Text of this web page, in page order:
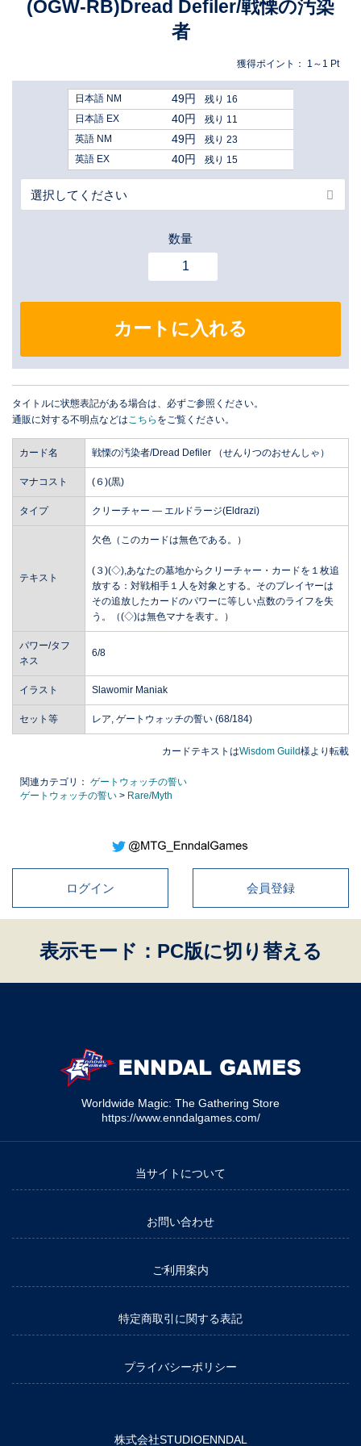
(OGW-RB)Dread Defiler/戦慄の汚染
者
獲得ポイント： 1～1 Pt
日本語 NM 49円
残り 16
日本語 EX
40円
残り 11
英語 NM
49円
残り 23
英語 EX
40円 残り 15
数量
カートに入れる
タイトルに状態表記がある場合は、必ずご参照ください。
通販に対する不明点などは こちら をご覧ください。
カード名 戦慄の汚染者/Dread Defiler （せんりつのおせんしゃ）
マナコスト (６)(黒)
タイプ クリーチャー ― エルドラージ(Eldrazi)
テキスト
欠色（このカードは無色である。）
(３)(◇),あなたの墓地からクリーチャー・カードを１枚追
放する：対戦相手１人を対象とする。そのプレイヤーは
その追放したカードのパワーに等しい点数のライフを失
う。（(◇)は無色マナを表す。）
パワー/タフ
ネス
6/8
イラスト Slawomir Maniak
セット等 レア, ゲートウォッチの誓い (68/184)
カードテキストはWisdom Guild様より転載
関連カテゴリ： ゲートウォッチの誓い
ゲートウォッチの誓い > Rare/Myth
ログイン 会員登録
表示モード：PC版に切り替える
Worldwide Magic: The Gathering Store
https://www.enndalgames.com/
当サイトについて
お問い合わせ
ご利用案内
特定商取引に関する表記
プライバシーポリシー
株式会社STUDIOENNDAL